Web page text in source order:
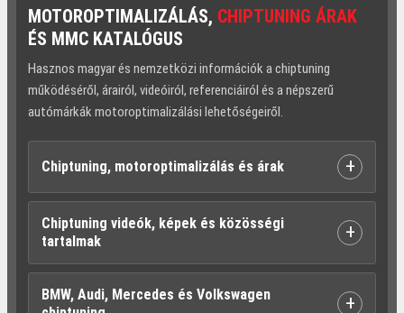
MOTOROPTIMALIZÁLÁS, CHIPTUNING ÁRAK
ÉS MMC KATALÓGUS
Hasznos magyar és nemzetközi információk a chiptuning
működéséről, árairól, videóiról, referenciáiról és a népszerű
autómárkák motoroptimalizálási lehetőségeiről.
Chiptuning, motoroptimalizálás és árak +
Chiptuning videók, képek és közösségi
tartalmak
+
BMW, Audi, Mercedes és Volkswagen
+